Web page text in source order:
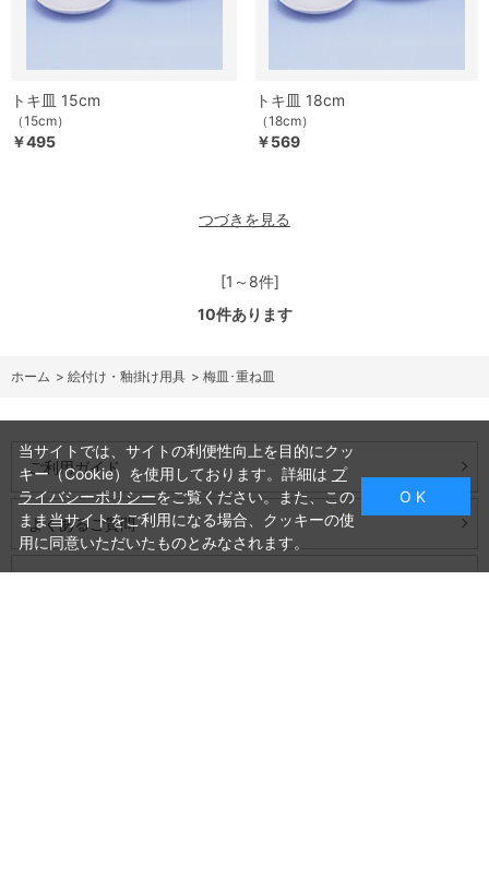
トキ皿 15cm
（15cm）
￥495
トキ皿 18cm
（18cm）
￥569
つづきを見る
[1～8件]
10件あります
ホーム > 絵付け・釉掛け用具 > 梅皿･重ね皿
ご利用ガイド
よくあるご質問
当サイトでは、サイトの利便性向上を目的にクッ
キー（Cookie）を使用しております。詳細は プ
ライバシーポリシーをご覧ください。また、この
まま当サイトをご利用になる場合、クッキーの使
用に同意いただいたものとみなされます。
O K